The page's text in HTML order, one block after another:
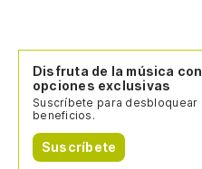
Disfruta de la música con
opciones exclusivas
Suscríbete para desbloquear
beneficios.
Suscríbete